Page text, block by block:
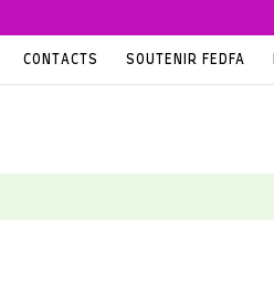
CONTACTS SOUTENIR FEDFA